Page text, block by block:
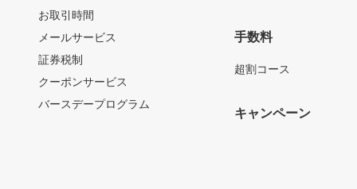
お取引時間
メールサービス
証券税制
クーポンサービス
バースデープログラム
手数料
超割コース
キャンペーン